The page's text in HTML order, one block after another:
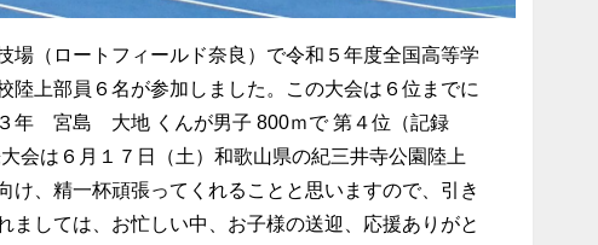
場（ロートフィールド奈良）で令和５年度全国高等学
上部員６名が参加しました。この大会は６位までに
３年 宮島 大地 くんが男子 800ｍで 第４位（記録
会は６月１７日（土）和歌山県の紀三井寺公園陸上
、精一杯頑張ってくれることと思いますので、引き
しては、お忙しい中、お子様の送迎、応援ありがと